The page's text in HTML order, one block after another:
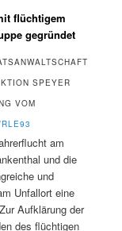
flüchtigem
gegründet
SPEYER
VOM
am
und die
und
Unfallort eine
Aufklärung der
des flüchtigen